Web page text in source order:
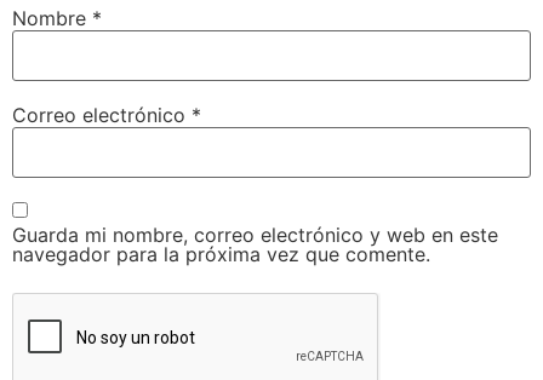
Nombre *
Correo electrónico *
Guarda mi nombre, correo electrónico y web en este
navegador para la próxima vez que comente.